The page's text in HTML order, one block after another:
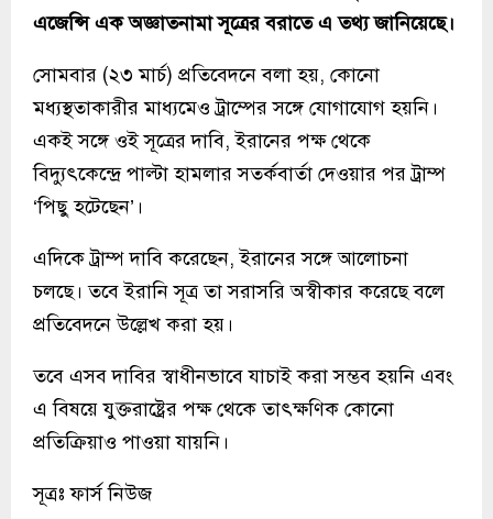
এজেন্সি এক অজ্ঞাতনামা সূত্রের বরাতে এ তথ্য জানিয়েছে।
সোমবার (২৩ মার্চ) প্রতিবেদনে বলা হয়, কোনো
মধ্যস্থতাকারীর মাধ্যমেও ট্রাম্পের সঙ্গে যোগাযোগ হয়নি।
একই সঙ্গে ওই সূত্রের দাবি, ইরানের পক্ষ থেকে
বিদ্যুৎকেন্দ্রে পাল্টা হামলার সতর্কবার্তা দেওয়ার পর ট্রাম্প
‘পিছু হটেছেন’।
এদিকে ট্রাম্প দাবি করেছেন, ইরানের সঙ্গে আলোচনা
চলছে। তবে ইরানি সূত্র তা সরাসরি অস্বীকার করেছে বলে
প্রতিবেদনে উল্লেখ করা হয়।
তবে এসব দাবির স্বাধীনভাবে যাচাই করা সম্ভব হয়নি এবং
এ বিষয়ে যুক্তরাষ্ট্রের পক্ষ থেকে তাৎক্ষণিক কোনো
প্রতিক্রিয়াও পাওয়া যায়নি।
সূত্রঃ ফার্স নিউজ